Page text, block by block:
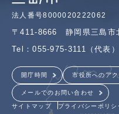
法人番号8000020222062
〒411-8666 静岡県三島市
Tel：055-975-3111（代表
開庁時間 市役所へのアク
メールでのお問い合わせ
サイトマップ プライバシーポリシ